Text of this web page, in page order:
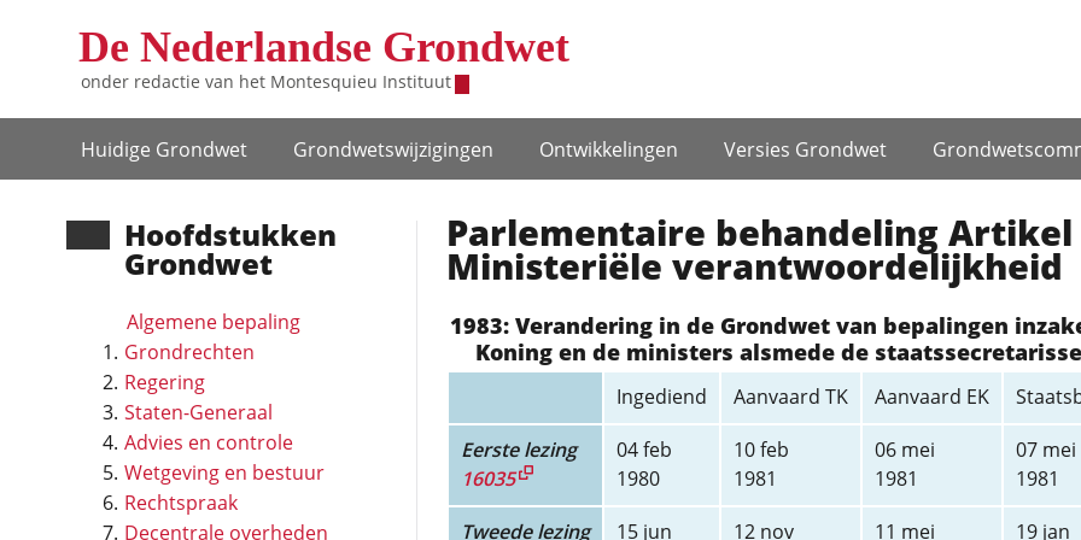
De Nederlandse Grondwet
onder redactie van het Montesquieu Instituut
Hoofdnavigatie
Huidige Grondwet Grondwets­wijzigingen Ontwikke­lingen Versies Grondwet
Hoofd­stukken
Grondwet
Algemene bepaling
Grondrechten
Regering
Staten-Generaal
Advies en controle
Wetgeving en bestuur
Rechtspraak
Decentrale overheden
Parlementaire behandeling Artikel
Ministeriële verantwoordelijkheid
1983: Verandering in de Grondwet van bepalingen
Koning en de ministers alsmede de
Ingediend Aanvaard TK Aanvaard EK
Eerste lezing
16035
04 feb
1980
10 feb
1981
06 mei
1981
07 mei
1981
Tweede lezing
15 jun
12 nov
11 mei
19 jan